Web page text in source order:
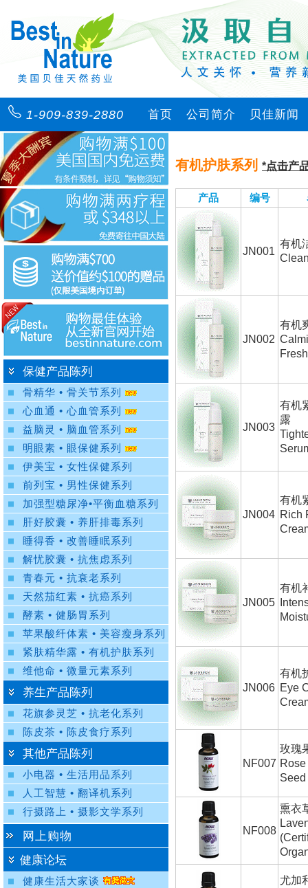
1-909-839-2880 首页 公司简介 贝佳新闻
有机护肤系列 *点击产
产品 编号
JN001
有机
JN002
有机
JN003
有机
露
JN004
有机
Rich
JN005
有机
JN006
有机
Eye
NF007
玫瑰
NF008
熏衣
尤加
保健产品陈列
骨精华 • 骨关节系列
心血通 • 心血管系列
益脑灵 • 脑血管系列
明眼素 • 眼保健系列
伊美宝 • 女性保健系列
前列宝 • 男性保健系列
加强型糖尿净•平衡血糖系列
肝好胶囊 • 养肝排毒系列
睡得香 • 改善睡眠系列
解忧胶囊 • 抗焦虑系列
青春元 • 抗衰老系列
天然茄红素 • 抗癌系列
酵素 • 健肠胃系列
苹果酸纤体素 • 美容瘦身系列
紧肤精华露 • 有机护肤系列
维他命 • 微量元素系列
养生产品陈列
花旗参灵芝 • 抗老化系列
陈皮茶 • 陈皮食疗系列
其他产品陈列
小电器 • 生活用品系列
人工智慧 • 翻译机系列
行摄路上 • 摄影文学系列
网上购物
健康论坛
健康生活大家谈